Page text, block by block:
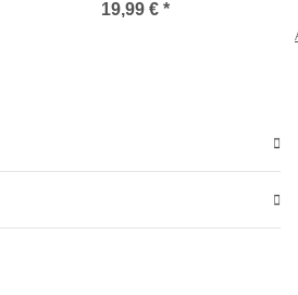
Regenschirm mit Auf-
19,99 € *